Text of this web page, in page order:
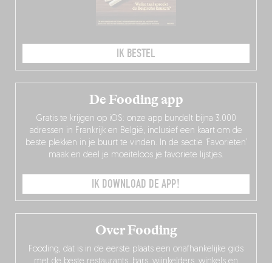
IK BESTEL
Over Fooding
Fooding, dat is in de eerste plaats een onafhankelijke gids
De Fooding app
Gratis te krijgen op iOS: onze app bundelt bijna 3.000
adressen in Frankrijk en België, inclusief een kaart om de
beste plekken in je buurt te vinden. In de sectie ‘Favorieten’
maak en deel je moeiteloos je favoriete lijstjes.
IK DOWNLOAD DE APP!